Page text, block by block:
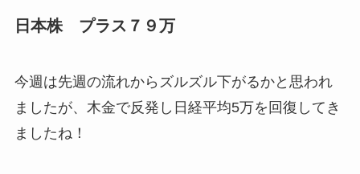
日本株 プラス７９万
今週は先週の流れからズルズル下がるかと思われ
ましたが、木金で反発し日経平均5万を回復してき
ましたね！